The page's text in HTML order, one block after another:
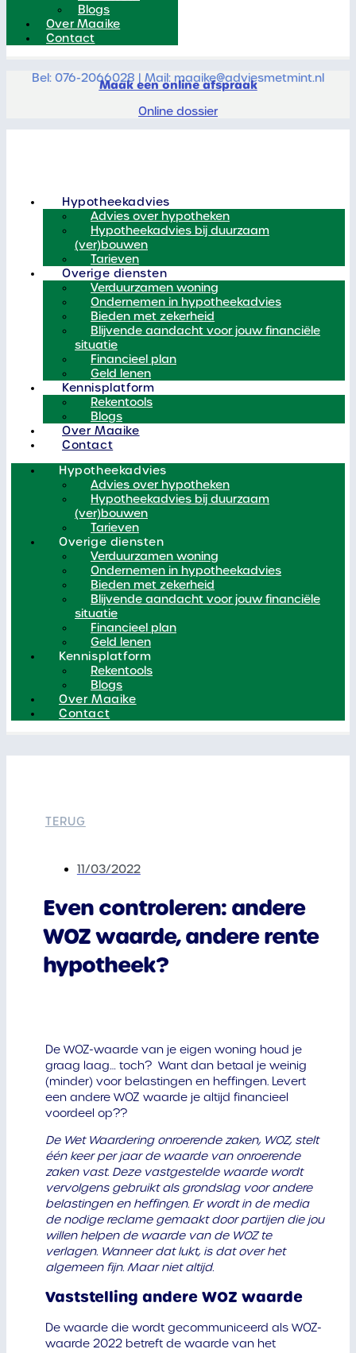
Blogs
Over Maaike
Contact
Bel: 076-2066028 | Mail: maaike@adviesmetmint.nl
Maak een online afspraak
Online dossier
Hypotheekadvies
Advies over hypotheken
Hypotheekadvies bij duurzaam
(ver)bouwen
Tarieven
Overige diensten
Verduurzamen woning
Ondernemen in hypotheekadvies
Bieden met zekerheid
Blijvende aandacht voor jouw financiële
situatie
Financieel plan
Geld lenen
Kennisplatform
Rekentools
Blogs
Over Maaike
Contact
Hypotheekadvies
Advies over hypotheken
Hypotheekadvies bij duurzaam
(ver)bouwen
Tarieven
Overige diensten
Verduurzamen woning
Ondernemen in hypotheekadvies
Bieden met zekerheid
Blijvende aandacht voor jouw financiële
situatie
Financieel plan
Geld lenen
Kennisplatform
Rekentools
Blogs
Over Maaike
Contact
TERUG
11/03/2022
Even controleren: andere
WOZ waarde, andere rente
hypotheek?
De WOZ-waarde van je eigen woning houd je
graag laag… toch? Want dan betaal je weinig
(minder) voor belastingen en heffingen. Levert
een andere WOZ waarde je altijd financieel
voordeel op??
De Wet Waardering onroerende zaken, WOZ, stelt
één keer per jaar de waarde van onroerende
zaken vast. Deze vastgestelde waarde wordt
vervolgens gebruikt als grondslag voor andere
belastingen en heffingen. Er wordt in de media
de nodige reclame gemaakt door partijen die jou
willen helpen de waarde van de WOZ te
verlagen. Wanneer dat lukt, is dat over het
algemeen fijn. Maar niet altijd.
Vaststelling andere WOZ waarde
De waarde die wordt gecommuniceerd als WOZ-
waarde 2022 betreft de waarde van het